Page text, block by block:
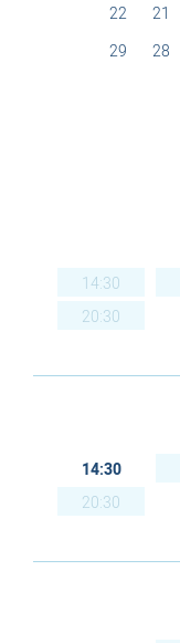
21
22
28
29
14:30
20:30
14:30
20:30